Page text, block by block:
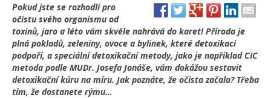
Pokud jste se rozhodli pro
očistu svého organismu od
toxinů, jaro a léto vám skvěle nahrává do karet! Příroda je
plná pokladů, zeleniny, ovoce a bylinek, které detoxikaci
podpoří, a speciální detoxikační metody, jako je například CIC
metoda podle MUDr. Josefa Jonáše, vám dokážou sestavit
detoxikační kúru na míru. Jak poznáte, že očista začala? Třeba
tím, že dostanete rýmu…